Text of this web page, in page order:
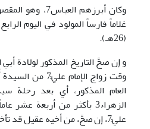
وكان أبرزهم
غلاماً فارساً المولود في اليوم
(26هـ).
وقت زواج الإمام
العام المذكور، أي بعد رحلة
الزهراء3 بأكثر من أربعة
عليٍّ7، إن صحَّ، من أخيه عقيل قد تأخر طويلاً...